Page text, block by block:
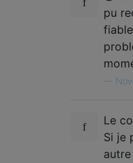
pu
Le
Si je